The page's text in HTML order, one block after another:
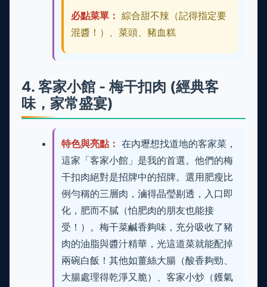
必點菜單： 綜合甜不辣（記得指定要
混醬！）、菜頭、豬血糕
4. 客家小館 - 梅干扣肉 (經典客
味，家常盛宴)
特色與亮點： 在內壢想找道地的客家菜，
這家「客家小館」是我的首選。他們的梅
干扣肉絕對是招牌中的招牌。選用肥瘦比
例勻稱的三層肉，滷得晶瑩剔透，入口即
化，肥而不膩（怕肥肉的朋友也能接
受！）。梅干菜鹹香夠味，充分吸收了豬
肉的油脂與醬汁精華，光這道菜就能配掉
兩碗白飯！其他如薑絲大腸（酸香夠勁、
大腸處理得乾淨又脆）、客家小炒（鑊氣